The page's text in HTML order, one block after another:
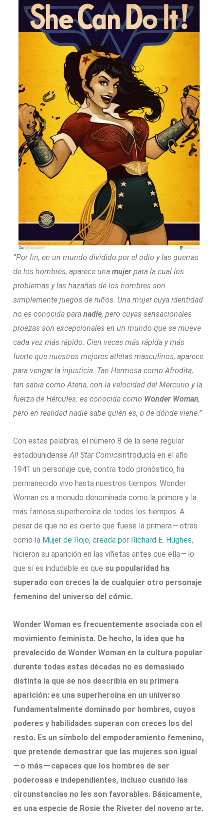
“Por fin, en un mundo dividido por el odio y las guerras
de los hombres, aparece unamujer para la cual los
problemas y las hazañas de los hombres son
simplemente juegos de niños. Una mujer cuya identidad
no es conocida paranadie, pero cuyas sensacionales
proezas son excepcionales en un mundo que se mueve
cada vez más rápido. Cien veces más rápida y más
fuerte que nuestros mejores atletas masculinos, aparece
para vengar la injusticia. Tan Hermosa como Afrodita,
tan sabia como Atena, con la velocidad del Mercurio y la
fuerza de Hércules: es conocida como Wonder Woman,
pero en realidad nadie sabe quién es, o de dónde viene.”
Con estas palabras, el número 8 de la serie regular
estadounidenseAll Star-Comicsintroducía en el año
1941 un personaje que, contra todo pronóstico, ha
permanecido vivo hasta nuestros tiempos. Wonder
Woman es a menudo denominada como la primera y la
más famosa superheroína de todos los tiempos. A
pesar de que no es cierto que fuese la primera — otras
como la Mujer de Rojo, creada por Richard E. Hughes,
hicieron su aparición en las viñetas antes que ella — lo
que sí es indudable es que su popularidad ha
superado con creces la de cualquier otro personaje
femenino del universo del cómic.
Wonder Woman es frecuentemente asociada con el
movimiento feminista. De hecho, la idea que ha
prevalecido de Wonder Woman en la cultura popular
durante todas estas décadas no es demasiado
distinta la que se nos describía en su primera
aparición: es una superheroína en un universo
fundamentalmente dominado por hombres, cuyos
poderes y habilidades superan con creces los del
resto. Es un símbolo del empoderamiento femenino,
que pretende demostrar que las mujeres son igual
— o más — capaces que los hombres de ser
poderosas e independientes, incluso cuando las
circunstancias no les son favorables. Básicamente,
es una especie de Rosie the Riveter del noveno arte.